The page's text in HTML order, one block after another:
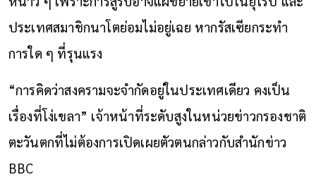
ประเทศสมาชิกนาโตย่อมไม่อยู่เฉย หากรัสเซียกระทำ
การใด ๆ ที่รุนแรง
“การคิดว่าสงครามจะจำกัดอยู่ในประเทศเดียว คงเป็น
เรื่องที่โง่เขลา” เจ้าหน้าที่ระดับสูงในหน่วยข่าวกรองชาติ
ตะวันตกที่ไม่ต้องการเปิดเผยตัวตนกล่าวกับสำนักข่าว
BBC